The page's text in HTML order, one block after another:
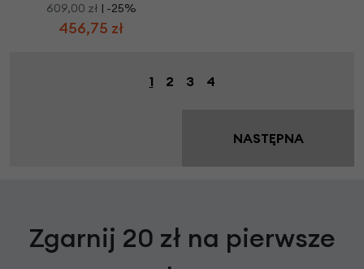
609,00 zł | -25%
456,75 zł
1 2 3 4
NASTĘPNA
Zgarnij 20 zł na pierwsze